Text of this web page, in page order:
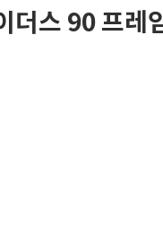
더스 90 프레